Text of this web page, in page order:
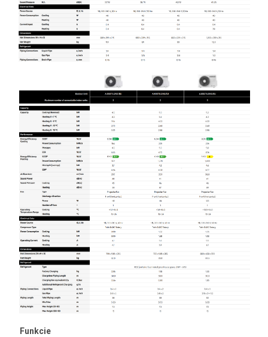
Funkcie